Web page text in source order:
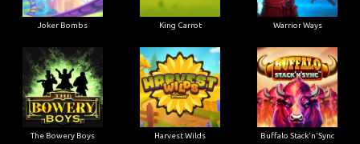
Joker Bombs King Carrot Warrior Ways
The Bowery Boys Harvest Wilds Buffalo Stack'n'Sync